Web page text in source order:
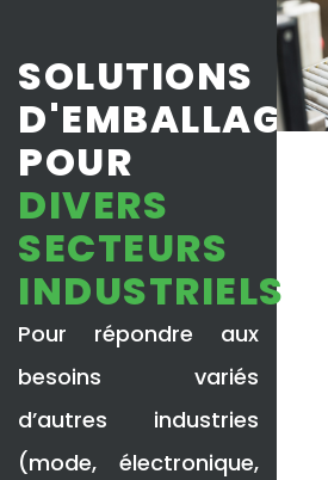
SOLUTIONS
D'EMBALLAGE
POUR
DIVERS
SECTEURS
INDUSTRIELS
Pour répondre aux
besoins variés
d’autres industries
(mode, électronique,